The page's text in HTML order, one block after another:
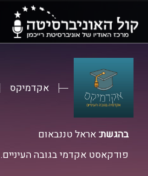
אקדמיקס
בהגשת:אראל טננבאום
פודקאסט אקדמי בגובה העיניים.